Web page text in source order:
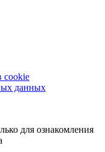
cookie
данных
для ознакомления